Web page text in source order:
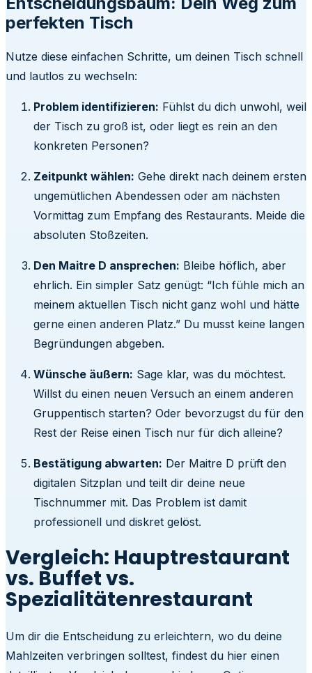
perfekten Tisch
Nutze diese einfachen Schritte, um deinen Tisch schnell
und lautlos zu wechseln:
Problem identifizieren: Fühlst du dich unwohl, weil
der Tisch zu groß ist, oder liegt es rein an den
konkreten Personen?
Zeitpunkt wählen: Gehe direkt nach deinem ersten
ungemütlichen Abendessen oder am nächsten
Vormittag zum Empfang des Restaurants. Meide die
absoluten Stoßzeiten.
Den Maitre D ansprechen: Bleibe höflich, aber
ehrlich. Ein simpler Satz genügt: “Ich fühle mich an
meinem aktuellen Tisch nicht ganz wohl und hätte
gerne einen anderen Platz.” Du musst keine langen
Begründungen abgeben.
Wünsche äußern: Sage klar, was du möchtest.
Willst du einen neuen Versuch an einem anderen
Gruppentisch starten? Oder bevorzugst du für den
Rest der Reise einen Tisch nur für dich alleine?
Bestätigung abwarten: Der Maitre D prüft den
digitalen Sitzplan und teilt dir deine neue
Tischnummer mit. Das Problem ist damit
professionell und diskret gelöst.
Vergleich: Hauptrestaurant
vs. Buffet vs.
Spezialitätenrestaurant
Um dir die Entscheidung zu erleichtern, wo du deine
Mahlzeiten verbringen solltest, findest du hier einen